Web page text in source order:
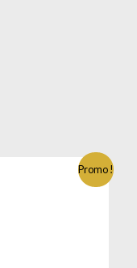
Promo !